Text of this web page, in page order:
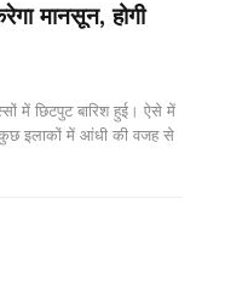
मानसून, होगी
में छिटपुट बारिश हुई। ऐसे में
कुछ इलाकों में आंधी की वजह से